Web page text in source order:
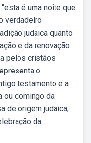
é uma noite que
verdadeiro
judaica quanto
e da renovação
pelos cristãos
o
testamento e a
ou domingo da
de origem judaica,
da